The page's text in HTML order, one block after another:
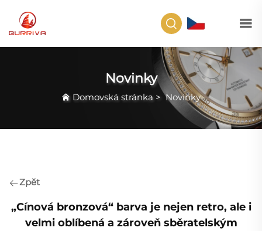
Novinky
Domovská stránka >Novinky
Zpět
„Cínová bronzová“ barva je nejen retro, ale i
velmi oblíbená a zároveň sběratelským